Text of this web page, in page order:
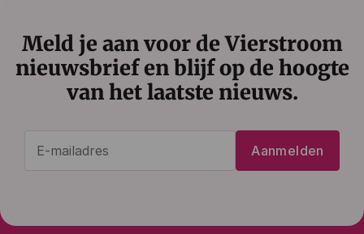
Meld je aan voor de Vierstroom
nieuwsbrief en blijf op de hoogte
van het laatste nieuws.
Aanmelden